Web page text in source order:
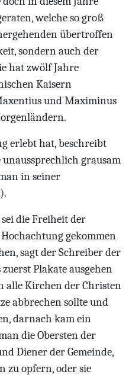
welche so groß
übertroffen
sondern auch der
hat zwölf Jahre
Kaisern
und Maximinus
erlebt hat, beschreibt
unaussprechlich grausam
in seiner
die Freiheit der
gekommen
sagt der Schreiber der
Plakate ausgehen
alle Kirchen der Christen
abbrechen sollte und
darnach kam ein
die Obersten der
Diener der Gemeinde,
zu opfern, oder sie